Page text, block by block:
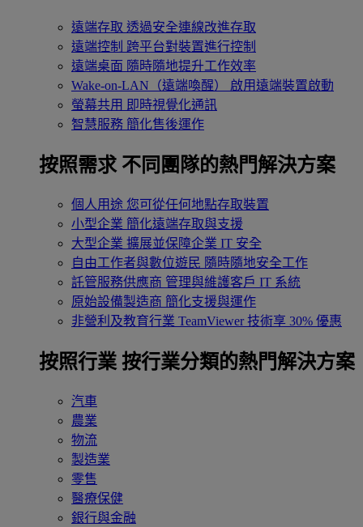
遠端存取 透過安全連線改進存取
遠端控制 跨平台對裝置進行控制
遠端桌面 隨時隨地提升工作效率
Wake-on-LAN（遠端喚醒）
啟用遠端裝置啟動
螢幕共用 即時視覺化通訊
智慧服務 簡化售後運作
按照需求 不同團隊的熱門解決方案
個人用途 您可從任何地點存取裝置
小型企業 簡化遠端存取與支援
大型企業 擴展並保障企業 IT 安全
自由工作者與數位遊民 隨時隨地安全工作
託管服務供應商 管理與維護客戶 IT 系統
原始設備製造商 簡化支援與運作
非營利及教育行業 TeamViewer 技術享 30% 優惠
按照行業 按行業分類的熱門解決方案
汽車
農業
物流
製造業
零售
醫療保健
銀行與金融